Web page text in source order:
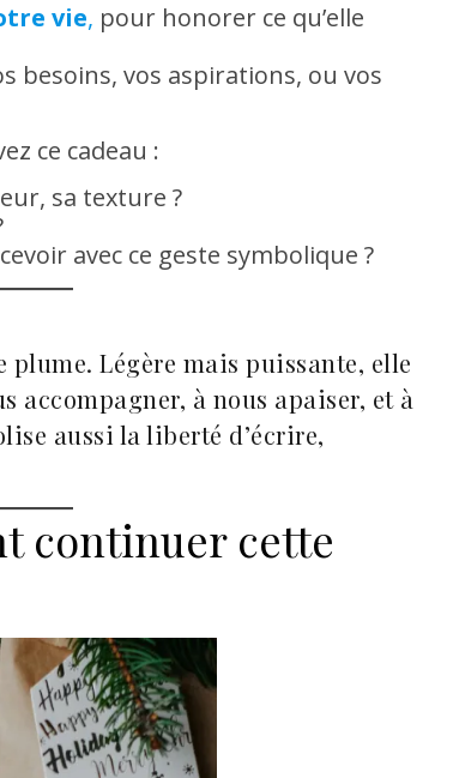
vie, pour honorer ce qu’elle
besoins, vos aspirations, ou vos
ce cadeau :
sa texture ?
avec ce geste symbolique ?
Légère mais puissante, elle
accompagner, à nous apaiser, et à
aussi la liberté d’écrire,
continuer cette